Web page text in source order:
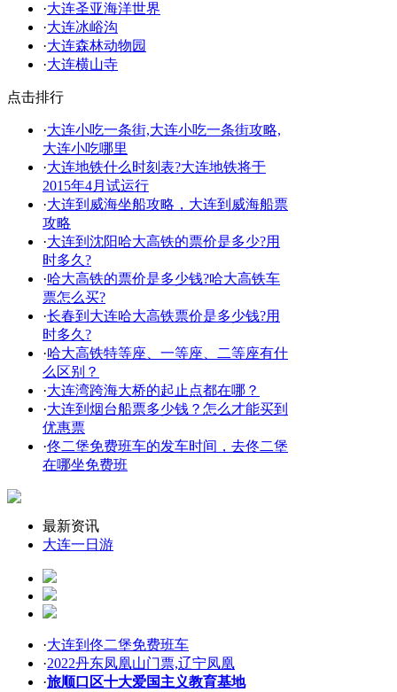
·大连圣亚海洋世界
·大连冰峪沟
·大连森林动物园
·大连横山寺
点击排行
·大连小吃一条街,大连小吃一条街攻略,
大连小吃哪里
·大连地铁什么时刻表?大连地铁将于
2015年4月试运行
·大连到威海坐船攻略，大连到威海船票
攻略
·大连到沈阳哈大高铁的票价是多少?用
时多久?
·哈大高铁的票价是多少钱?哈大高铁车
票怎么买?
·长春到大连哈大高铁票价是多少钱?用
时多久?
·哈大高铁特等座、一等座、二等座有什
么区别？
·大连湾跨海大桥的起止点都在哪？
·大连到烟台船票多少钱？怎么才能买到
优惠票
·佟二堡免费班车的发车时间，去佟二堡
在哪坐免费班
最新资讯
大连一日游
·大连到佟二堡免费班车
·2022丹东凤凰山门票,辽宁凤凰
·旅顺口区十大爱国主义教育基地